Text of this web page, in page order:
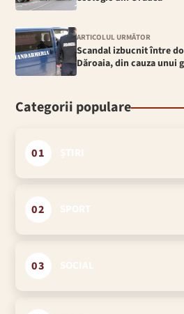
ARTICOLUL URMĂTOR
Scandal izbucnit între
Dăroaia, din cauza unui
Categorii populare
01
02
03